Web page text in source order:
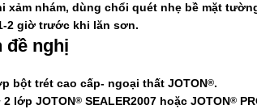
xảm nhám, dùng chổi quét nhẹ bề mặt
2 giờ trước khi lăn sơn.
đề nghị
trét cao cấp- ngoại thấtJOTON®.
lớpJOTON® SEALER2007 hoặcJOTON®